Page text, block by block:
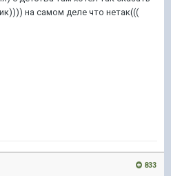
на самом деле что нетак(((
833